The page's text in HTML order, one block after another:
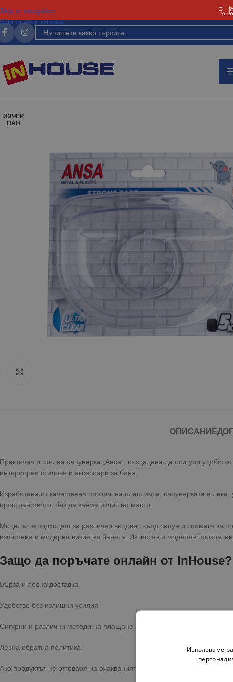
Skip to navigation
Skip to main content
ИЗЧЕР
ПАН
ОПИСАНИЕ
Практична и стилна сапунерка „Анса“, създадена да осигури
интериорни стилове и аксесоари за баня.
Изработена от качествена прозрачна пластмаса, сапунерката е
пространството, без да заема излишно място.
Моделът е подходящ за различни видове твърд сапун и спомага за
изчистена и модерна визия на банята. Изчистен и модерен прозрачен
Защо да поръчате онлайн от InHouse?
Бърза и лесна доставка
Удобство без излишни усилия
Сигурни и различни методи на плащане
Лесна обратна политика
Ако продуктът не отговаря на очакванията ви, имате опция за
Използваме